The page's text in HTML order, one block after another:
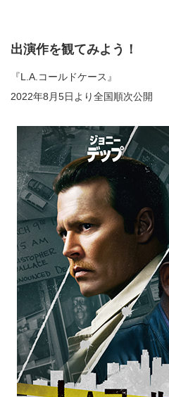
出演作を観てみよう！
『L.A.コールドケース』
2022年8月5日より全国順次公開